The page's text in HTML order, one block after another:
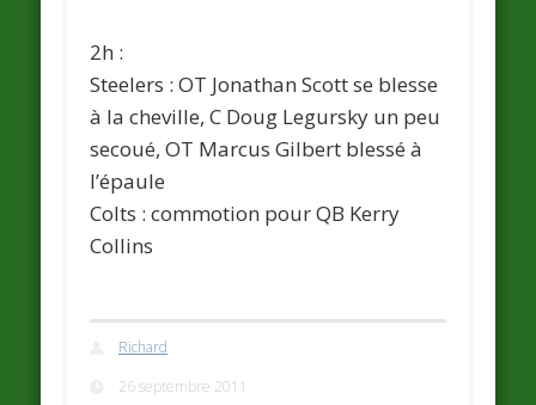
2h :
Steelers : OT Jonathan Scott se blesse
à la cheville, C Doug Legursky un peu
secoué, OT Marcus Gilbert blessé à
l’épaule
Colts : commotion pour QB Kerry
Collins
Richard
26 septembre 2011